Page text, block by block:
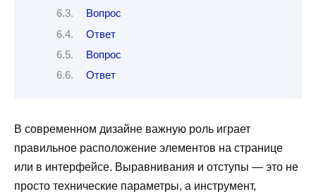
Вопрос
Ответ
Вопрос
Ответ
В современном дизайне важную роль играет
правильное расположение элементов на странице
или в интерфейсе. Выравнивания и отступы — это не
просто технические параметры, а инструмент,